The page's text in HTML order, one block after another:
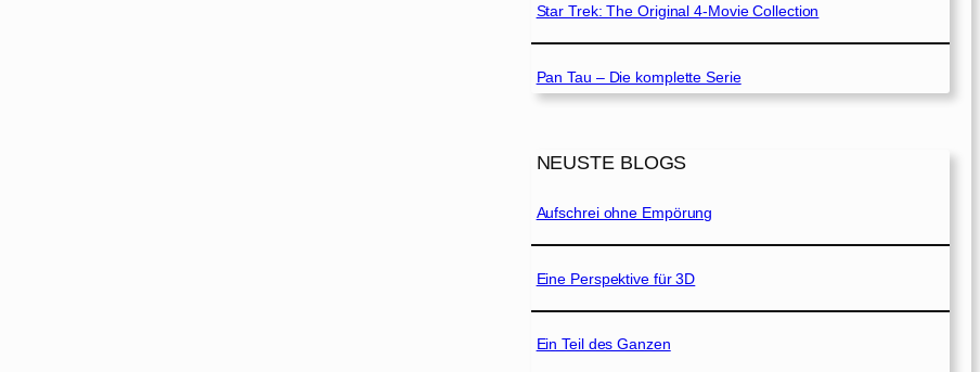
Star Trek: The Original 4-Movie Collection
Pan Tau – Die komplette Serie
NEUSTE BLOGS
Aufschrei ohne Empörung
Eine Perspektive für 3D
Ein Teil des Ganzen